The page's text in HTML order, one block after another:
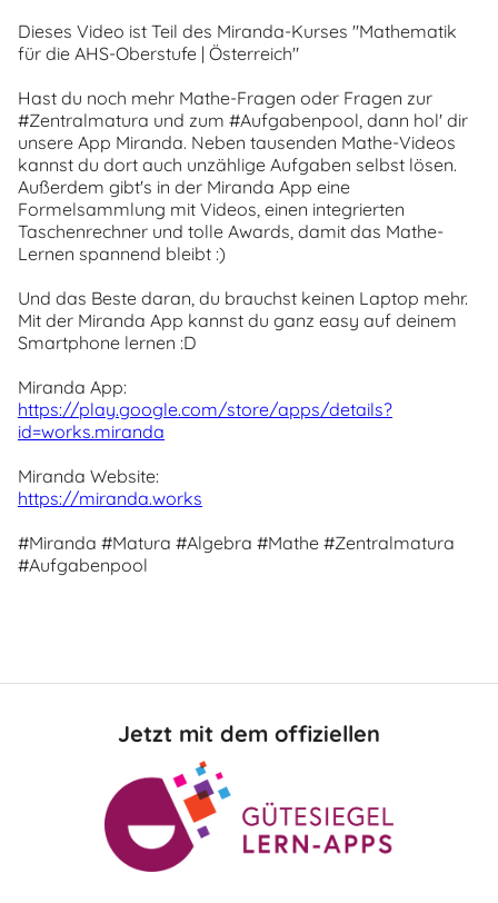
Dieses Video ist Teil des Miranda-Kurses "Mathematik
für die AHS-Oberstufe | Österreich"
Hast du noch mehr Mathe-Fragen oder Fragen zur
#Zentralmatura und zum #Aufgabenpool, dann hol' dir
unsere App Miranda. Neben tausenden Mathe-Videos
kannst du dort auch unzählige Aufgaben selbst lösen.
Außerdem gibt's in der Miranda App eine
Formelsammlung mit Videos, einen integrierten
Taschenrechner und tolle Awards, damit das Mathe-
Lernen spannend bleibt :)
Und das Beste daran, du brauchst keinen Laptop mehr.
Mit der Miranda App kannst du ganz easy auf deinem
Smartphone lernen :D
Miranda App:
https://play.google.com/store/apps/details?
id=works.miranda
Miranda Website:
https://miranda.works
#Miranda #Matura #Algebra #Mathe #Zentralmatura
#Aufgabenpool
Jetzt mit dem offiziellen